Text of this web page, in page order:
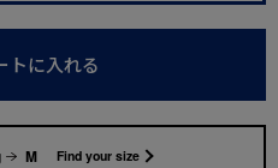
トに入れる
M Find your size